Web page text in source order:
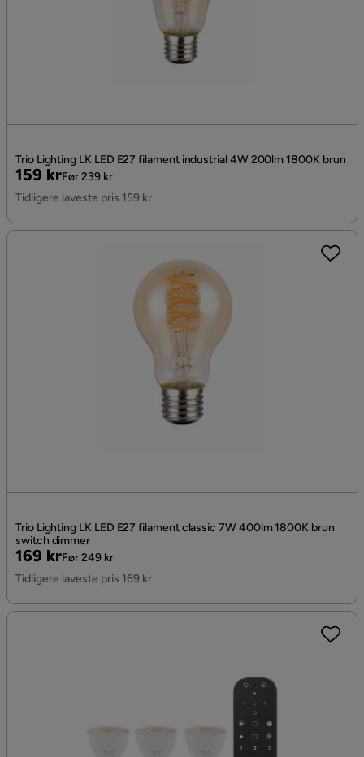
Trio Lighting LK LED E27 filament industrial 4W 200lm 1800K brun
Pris
159 kr
Original
Pris
Før 239 kr
Tidligere laveste pris 159 kr
Trio Lighting LK LED E27 filament classic 7W 400lm 1800K brun
switch dimmer
Pris
169 kr
Original
Pris
Før 249 kr
Tidligere laveste pris 169 kr